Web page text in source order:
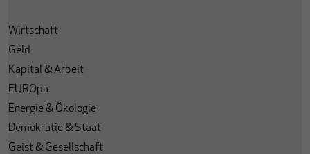
Wirtschaft
Geld
Kapital & Arbeit
EUROpa
Energie & Ökologie
Demokratie & Staat
Geist & Gesellschaft